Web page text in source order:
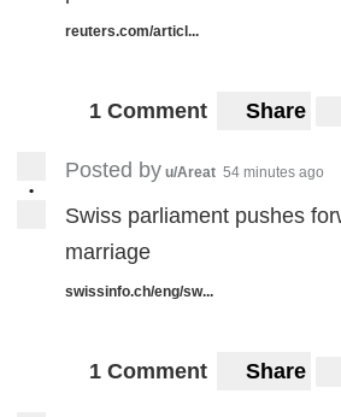
reuters.com/articl...
1 Comment Share
•
Posted by u/Areat 54 minutes ago
Swiss parliament pushes
marriage
swissinfo.ch/eng/sw...
1 Comment Share